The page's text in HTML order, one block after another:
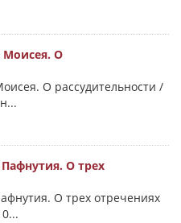
Моисея. О
О рассудительности /
О трех
О трех отречениях